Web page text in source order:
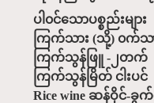
ပါ၀င်သောပစ္စည်းများ
ကြက်သား (သို့) ၀က်သ
ကြက်သွန်ဖြူ -၂တက်
ကြက်သွန်မြိတ် ငါးပင်
Rice wine ဆန်ဝိုင်-